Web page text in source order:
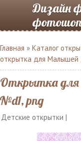
Дизайн
фотошоп
Главная » Каталог
открытка для Малышей
Открытка для
№d1, png
Детские открытки |